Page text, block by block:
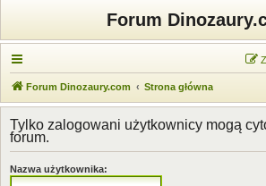
Forum
Forum Dinozaury.com Strona główna
Tylko zalogowani użytkownicy mogą
forum.
Nazwa użytkownika: